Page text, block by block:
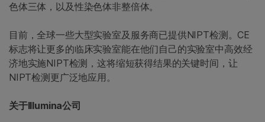
色体三体，以及性染色体非整倍体。
目前，全球一些大型实验室及服务商已提供NIPT检测。CE
标志将让更多的临床实验室能在他们自己的实验室中高效经
济地实施NIPT检测，这将缩短获得结果的关键时间，让
NIPT检测更广泛地应用。
关于Illumina公司